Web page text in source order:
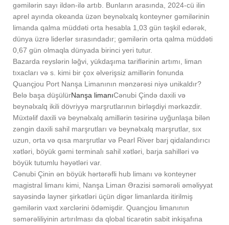
gəmilərin sayı ildən-ilə artıb. Bunların arasında, 2024-cü ilin
aprel ayında okeanda üzən beynəlxalq konteyner gəmilərinin
limanda qalma müddəti orta hesabla 1,03 gün təşkil edərək,
dünya üzrə liderlər sırasındadır; gəmilərin orta qalma müddəti
0,67 gün olmaqla dünyada birinci yeri tutur.
Bazarda reyslərin ləğvi, yükdaşıma tariflərinin artımı, liman
tıxacları və s. kimi bir çox əlverişsiz amillərin fonunda
Quançjou Port Nanşa Limanının mənzərəsi niyə unikaldır?
Belə başa düşülürNanşa limanıCənubi Çində daxili və
beynəlxalq ikili dövriyyə marşrutlarının birləşdiyi mərkəzdir.
Müxtəlif daxili və beynəlxalq amillərin təsirinə uyğunlaşa bilən
zəngin daxili sahil marşrutları və beynəlxalq marşrutlar, sıx
uzun, orta və qısa marşrutlar və Pearl River barj qidalandırıcı
xətləri, böyük gəmi terminalı sahil xətləri, barja sahilləri və
böyük tutumlu həyətləri var.
Cənubi Çinin ən böyük hərtərəfli hub limanı və konteyner
magistral limanı kimi, Nanşa Liman Ərazisi səmərəli əməliyyat
sayəsində layner şirkətləri üçün digər limanlarda itirilmiş
gəmilərin vaxt xərclərini ödəmişdir. Quançjou limanının
səmərəliliyinin artırılması da qlobal ticarətin sabit inkişafına